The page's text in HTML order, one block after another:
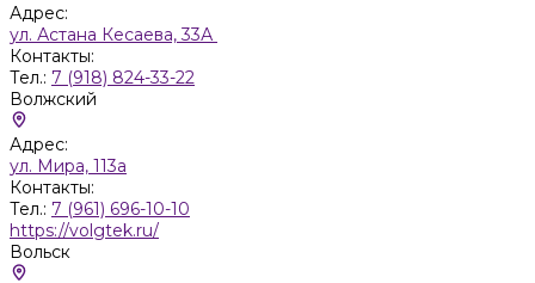
Адрес:
ул. Астана Кесаева, 33А
Контакты:
Тел.: 7 (918) 824-33-22
Волжский
Адрес:
ул. Мира, 113а
Контакты:
Тел.: 7 (961) 696-10-10
https://volgtek.ru/
Вольск